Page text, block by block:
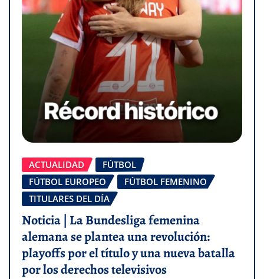
ACTUALIDAD
FÚTBOL
FÚTBOL EUROPEO
FÚTBOL FEMENINO
TITULARES DEL DÍA
Noticia | La Bundesliga femenina
alemana se plantea una revolución:
playoffs por el título y una nueva batalla
por los derechos televisivos